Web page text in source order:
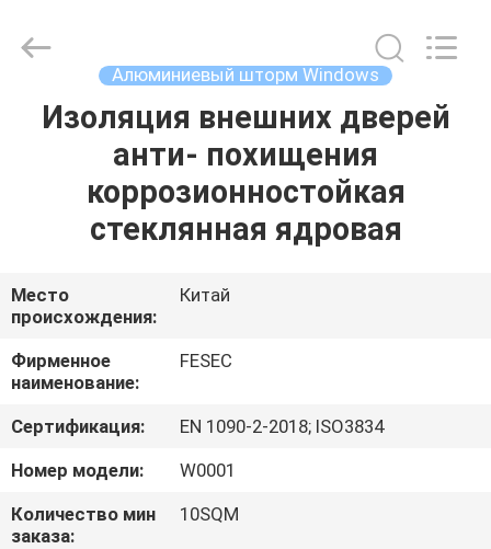
ДОМ
ПРОДУКТЫ
НАС
ПУТЕШЕСТВИЕ
ФАБРИКИ
ПРОВЕРКА
КАЧЕСТВА
Buildings
Co.,Ltd..
Алюминиевый шторм Windows
Изоляция внешних дверей
анти- похищения
коррозионностойкая
стеклянная ядровая
Место
происхождения:
Китай
Фирменное
наименование:
FESEC
Сертификация:
EN 1090-2-2018; ISO3834
Номер модели:
W0001
Количество мин
заказа:
10SQM